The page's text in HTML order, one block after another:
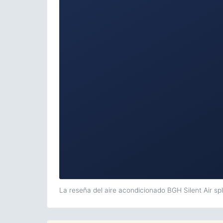
La reseña del aire acondicionado BGH Silent Air